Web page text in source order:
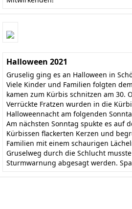
Halloween 2021
Gruselig ging es an Halloween in
Viele Kinder und Familien folgten
kamen zum Kürbis schnitzen am 30.
Verrückte Fratzen wurden in die
Halloweennacht am folgenden
Am nächsten Sonntag spukte es auf
Kürbissen flackerten Kerzen und
Familien mit einem schaurigen
Gruselweg durch die Schlucht
Sturmwarnung abgesagt werden.